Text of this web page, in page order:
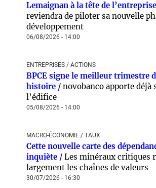
Lemaignan à la tête de
reviendra de piloter sa nouvelle
développement
06/08/2026 - 14:00
ENTREPRISES / ACTIONS
BPCE signe le meilleur trimestre
histoire / novobanco apporte déjà
l’édifice
05/08/2026 - 14:00
MACRO-ÉCONOMIE / TAUX
Cette nouvelle carte des
inquiète / Les minéraux critiques
largement les chaînes de valeurs
30/07/2026 - 16:30